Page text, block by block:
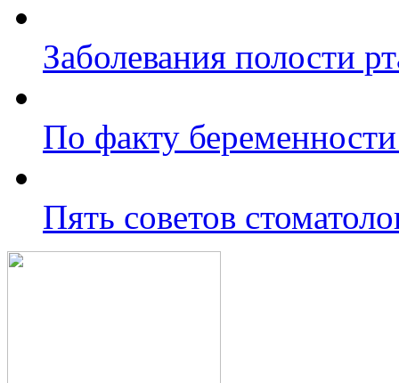
Заболевания полости
По факту
Пять советов